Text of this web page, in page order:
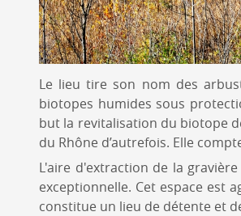
Le lieu tire son nom des
biotopes humides sous
but la revitalisation du biotope
du Rhône d’autrefois. Elle
L'aire d'extraction de la
exceptionnelle. Cet espace est
constitue un lieu de détente et